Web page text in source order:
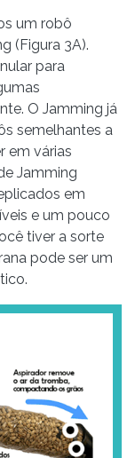
um robô
(Figura 3A).
para
O Jamming já
semelhantes a
em várias
Jamming
em
e um pouco
tiver a sorte
pode ser um